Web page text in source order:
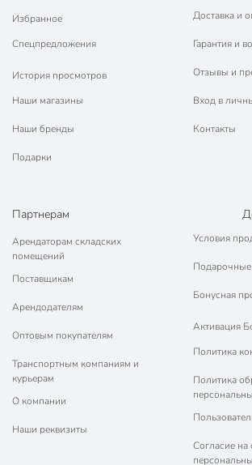
Избранное
Спецпредложения
История просмотров
Наши магазины
Наши бренды
Подарки
Доставка и
Гарантия и
Отзывы и
Вход в
Контакты
Партнерам
Арендаторам складских
помещений
Поставщикам
Арендодателям
Оптовым покупателям
Транспортным компаниям и
курьерам
О компании
Наши реквизиты
Условия
Подарочные
Бонусная
Активация
Политика
Политика
Согласие на